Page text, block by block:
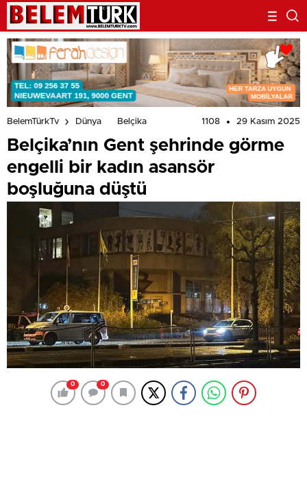
BelemTürkTv Dünya Belçika 1108 29 Kasım 2025
Belçika’nın Gent şehrinde görme
engelli bir kadın asansör
boşluğuna düştü
0 0